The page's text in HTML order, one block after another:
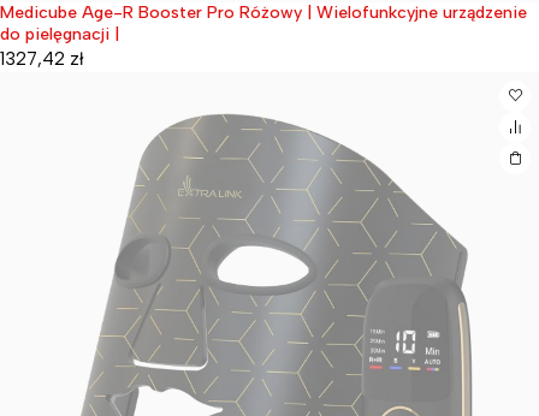
Wyprzedane
Medicube Age-R Booster Pro Różowy | Wielofunkcyjne urządzenie
do pielęgnacji |
1327,42 zł